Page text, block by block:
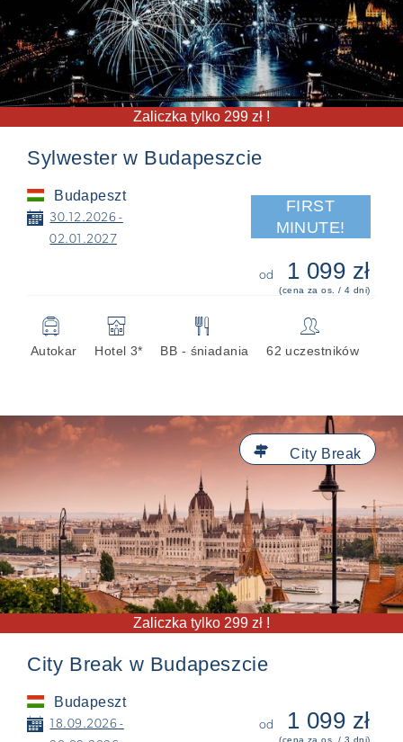
Zaliczka tylko 299 zł !
Sylwester w Budapeszcie
Budapeszt
📅 30.12.2026 -
02.01.2027
FIRST
MINUTE!
od 1 099 zł
(cena za os. / 4 dni)
🚍
Autokar
🏨
Hotel 3*
🍴
BB - śniadania
👥
62 uczestników
Zaliczka tylko 299 zł !
City Break

City Break w Budapeszcie
Budapeszt
📅
18.09.2026 -
od 1 099 zł